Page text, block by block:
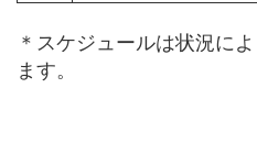
＊スケジュールは状況に
ます。